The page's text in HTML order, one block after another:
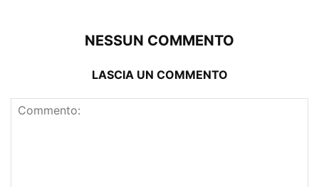
NESSUN COMMENTO
LASCIA UN COMMENTO